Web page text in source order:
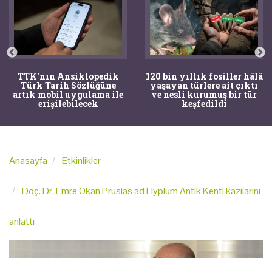
TTK'nın Ansiklopedik
Türk Tarih Sözlüğüne
artık mobil uygulama ile
erişilebilecek
120 bin yıllık fosiller hâlâ
yaşayan türlere ait çıktı
ve nesli kurumuş bir tür
keşfedildi
Anasayfa Etkinlikler
Doç. Dr. Emre Okan Prusias ad Hypium Antik Kenti kazılarını
anlattı